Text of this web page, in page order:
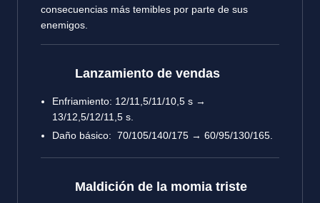
consecuencias más temibles por parte de sus
enemigos.
Lanzamiento de vendas
Enfriamiento: 12/11,5/11/10,5 s →
13/12,5/12/11,5 s.
Daño básico: 70/105/140/175 → 60/95/130/165.
Maldición de la momia triste